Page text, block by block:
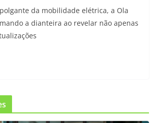
da mobilidade elétrica, a Ola
a dianteira ao revelar não apenas